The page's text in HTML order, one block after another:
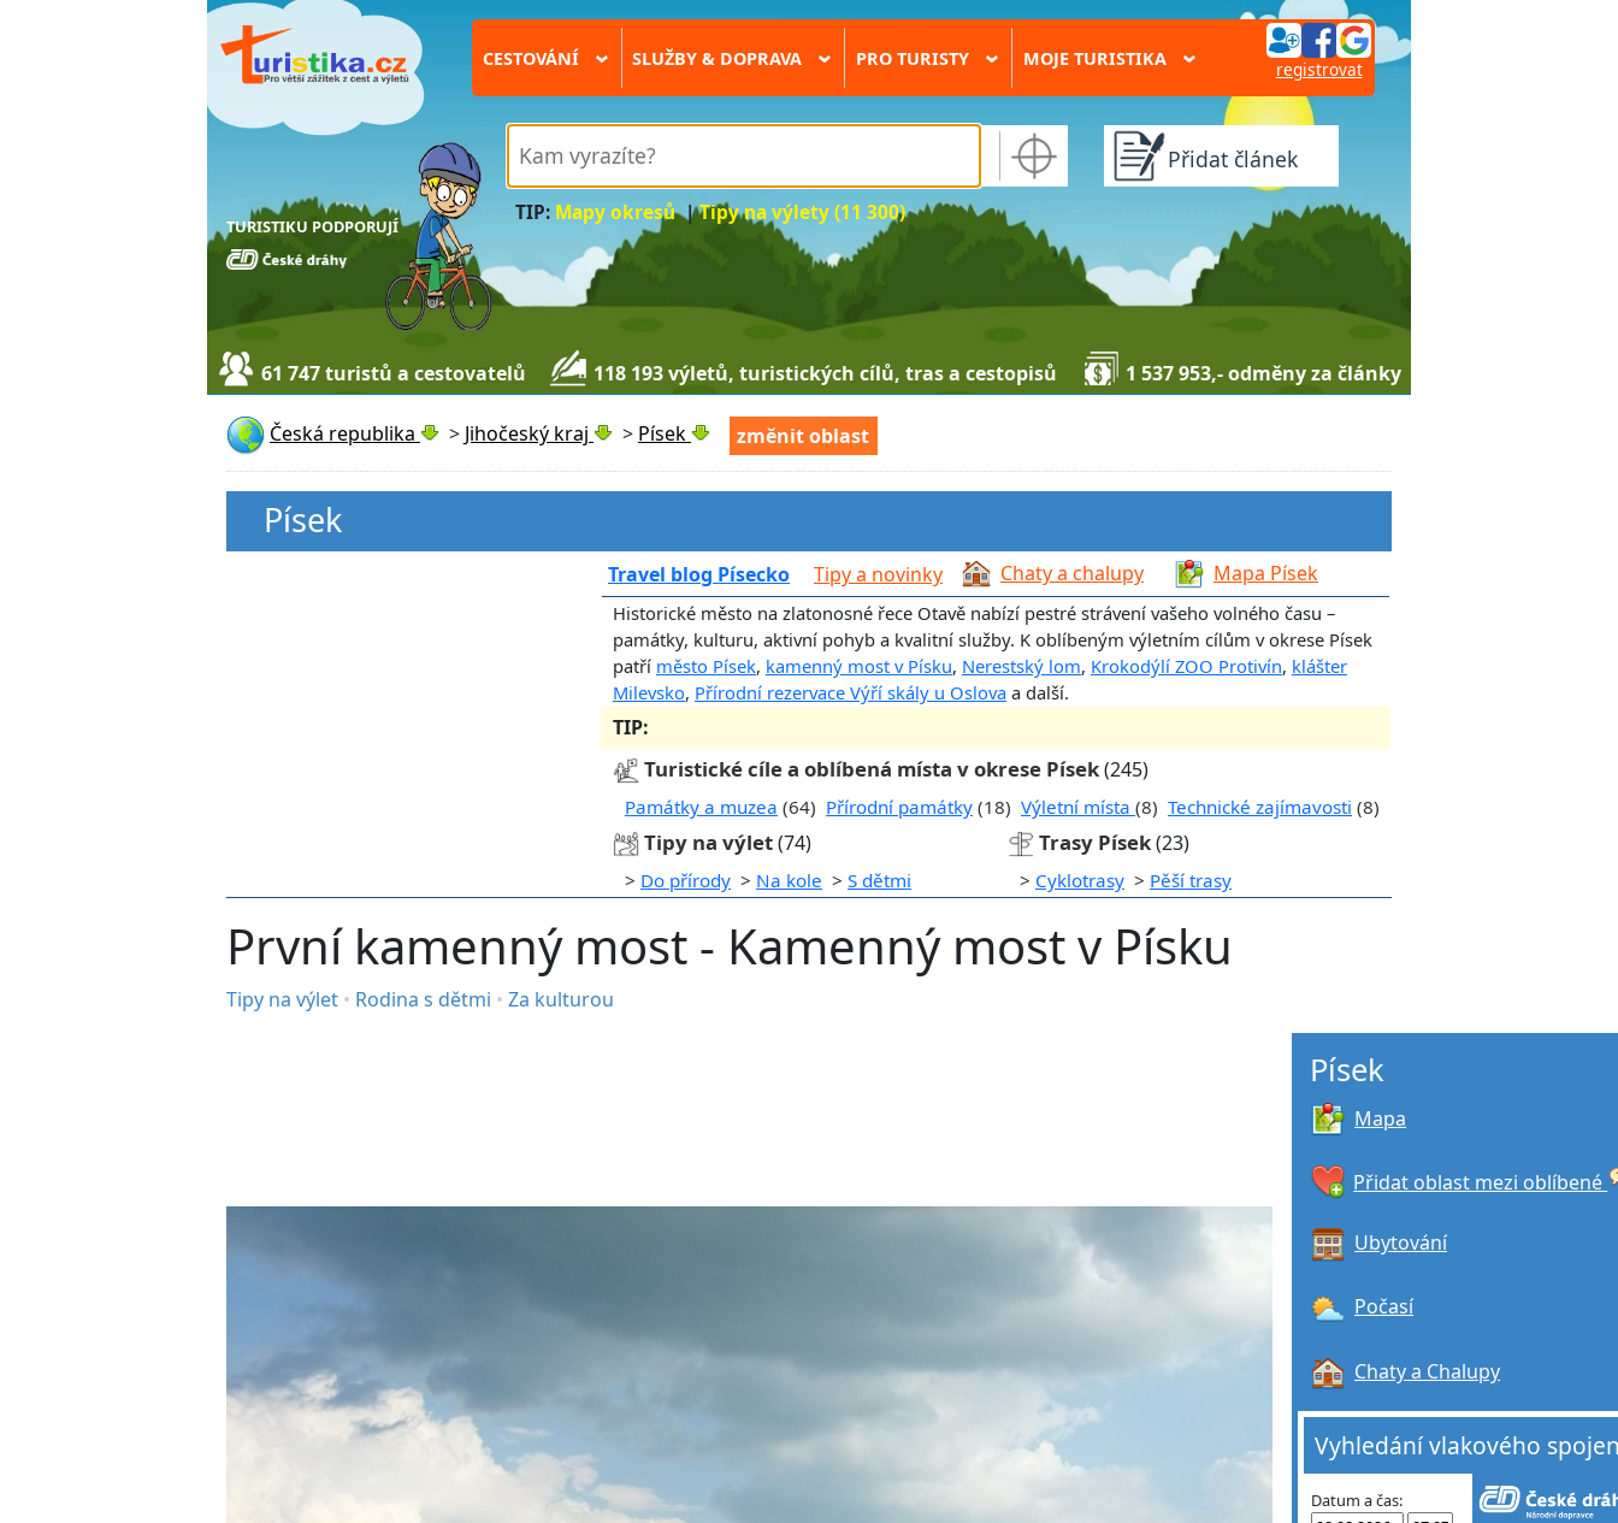
TURISTIKU PODPORUJÍ
CESTOVÁNÍ › SLUŽBY & DOPRAVA › PRO TURISTY › MOJE TURISTIKA › registrovat
TIP: Mapy okresů|Tipy na výlety (11 300)
Přidat článek
61 747 turistů a cestovatelů 118 193 výletů, turistických cílů, tras a cestopisů 1 537 953,- odměny za články
Česká republika > Jihočeský kraj > Písek změnit oblast
Písek
Travel blog Písecko Tipy a novinky Chaty a chalupy Mapa Písek
Historické město na zlatonosné řece Otavě nabízí pestré strávení vašeho volného času –
památky, kulturu, aktivní pohyb a kvalitní služby. K oblíbeným výletním cílům v okrese Písek
patří město Písek, kamenný most v Písku, Nerestský lom, Krokodýlí ZOO Protivín, klášter
Milevsko, Přírodní rezervace Výří skály u Oslova a další.
TIP:
Turistické cíle a oblíbená místa v okrese Písek(245)
Památky a muzea (64) Přírodní památky (18) Výletní místa (8) Technické zajímavosti (8)
Tipy na výlet(74) Trasy Písek(23)
> Do přírody > Na kole > S dětmi > Cyklotrasy > Pěší trasy
První kamenný most - Kamenný most v Písku
Tipy na výlet • Rodina s dětmi • Za kulturou
Písek
Mapa
Přidat oblast mezi oblíbené
Ubytování
Počasí
Chaty a Chalupy
Vyhledání vlakového
Datum a čas: